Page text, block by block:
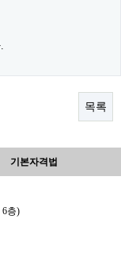
목록
기본자격법
6층)